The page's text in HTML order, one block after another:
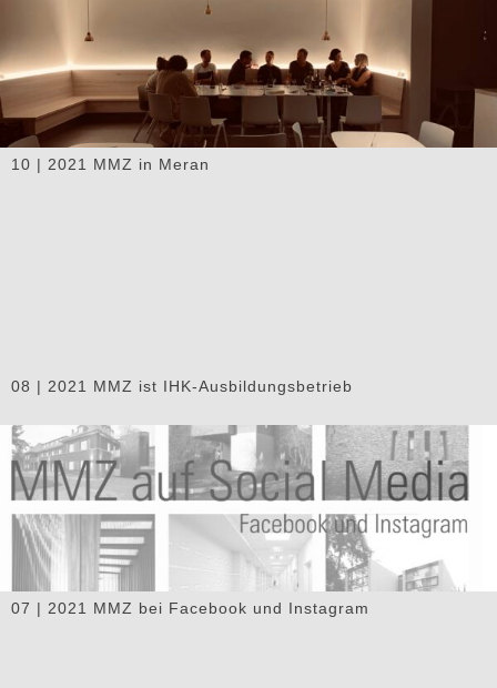
10 | 2021 MMZ in Meran
08 | 2021 MMZ ist IHK-Ausbildungsbetrieb
07 | 2021 MMZ bei Facebook und Instagram